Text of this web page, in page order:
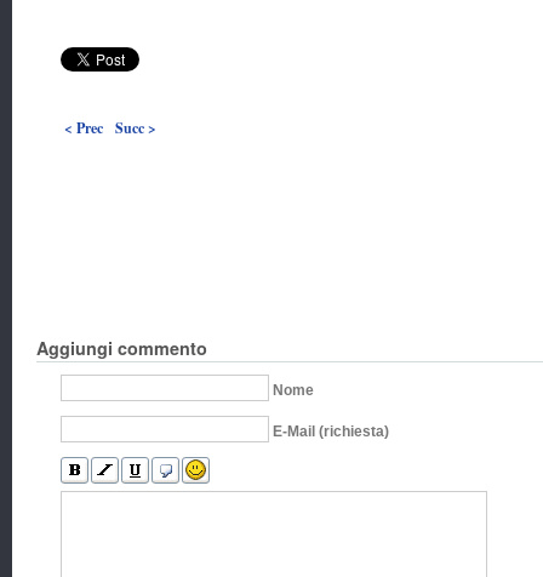
< Prec Succ >
Aggiungi commento
Nome
E-Mail (richiesta)